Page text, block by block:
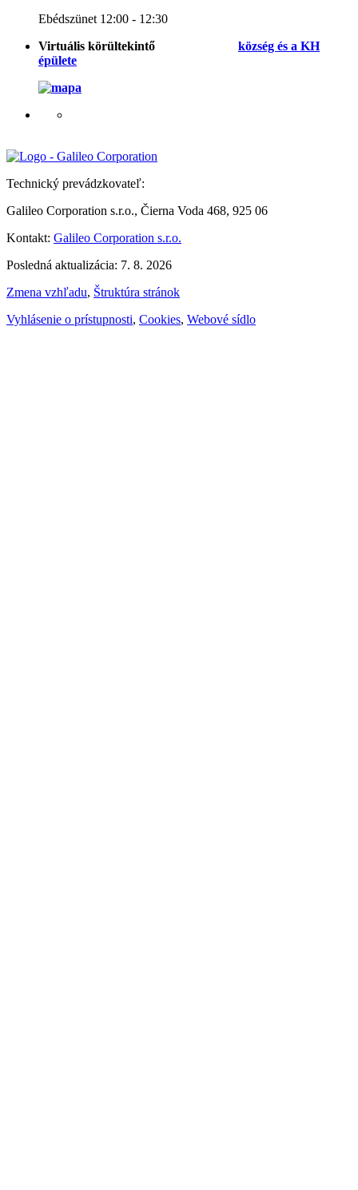
Ebédszünet 12:00 - 12:30
Virtuális körültekintő község és a KH
épülete
Technický prevádzkovateľ:
Galileo Corporation s.r.o., Čierna Voda 468, 925 06
Kontakt: Galileo Corporation s.r.o.
Posledná aktualizácia: 7. 8. 2026
Zmena vzhľadu, Štruktúra stránok
Vyhlásenie o prístupnosti, Cookies, Webové sídlo